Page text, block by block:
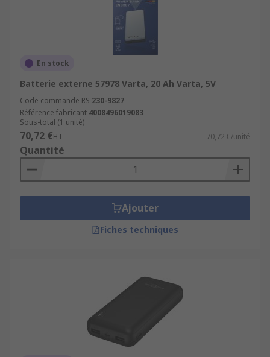
En stock
Batterie externe 57978 Varta, 20 Ah Varta, 5V
Code commande RS 230-9827
Référence fabricant 4008496019083
Sous-total (1 unité)
70,72 €HT 70,72 €/unité
Quantité
Ajouter
Fiches techniques